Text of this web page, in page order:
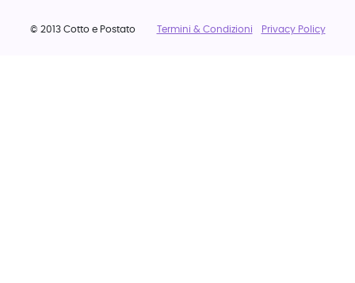
© 2013 Cotto e Postato Termini & Condizioni Privacy Policy